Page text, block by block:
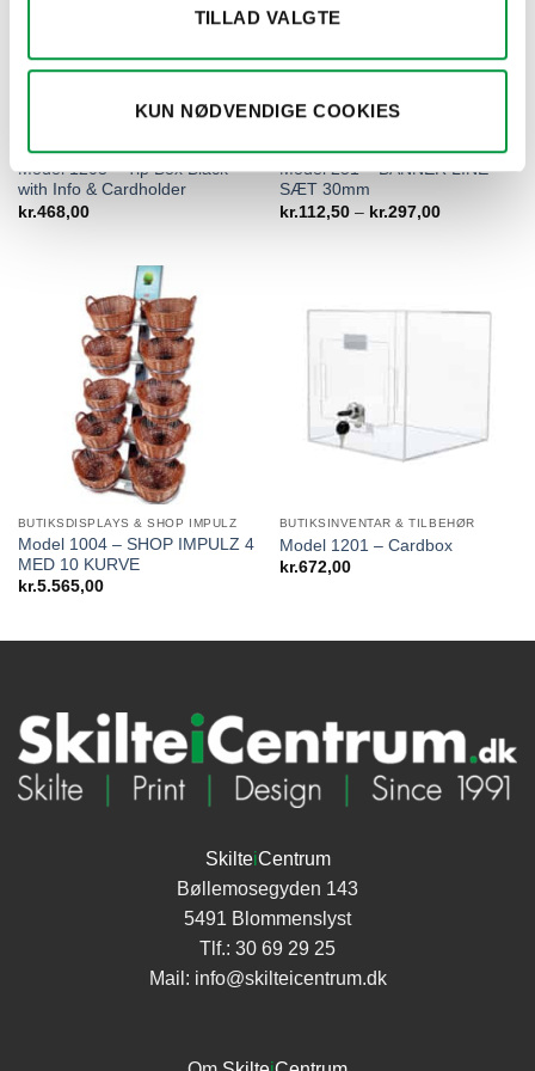
TILLAD VALGTE
KUN NØDVENDIGE COOKIES
BUTIKSINVENTAR & TILBEHØR
Model 1203 – Tip Box Black
with Info & Cardholder
kr.468,00
BUTIKSINVENTAR & TILBEHØR
Model 251 – BANNER LINE
SÆT 30mm
kr.112,50 – kr.297,00Prisinterval:
BUTIKSDISPLAYS & SHOP IMPULZ
Model 1004 – SHOP IMPULZ 4
MED 10 KURVE
kr.5.565,00
BUTIKSINVENTAR & TILBEHØR
Model 1201 – Cardbox
kr.672,00
SkilteiCentrum
Bøllemosegyden 143
5491 Blommenslyst
Tlf.: 30 69 29 25
Mail: info@skilteicentrum.dk